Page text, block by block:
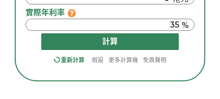
實際年利率
計算
重新計算 假設 更多計算機 免責聲明